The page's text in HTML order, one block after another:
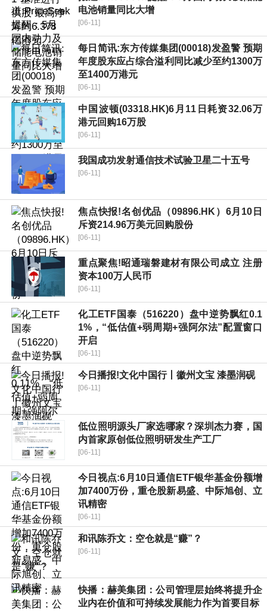
电池销量同比大增
[06-11]
每日简讯:东方传媒集团(00018)发盈警 预期
年度股东应占综合溢利同比减少至约1300万
至1400万港元
[06-11]
中国波顿(03318.HK)6月11日耗资32.06万
港元回购16万股
[06-11]
我国成功发射通信技术试验卫星二十五号
[06-11]
焦点快报!名创优品（09896.HK）6月10日
斥资214.96万美元回购股份
[06-11]
重点聚焦!昭通瑞磐建材有限公司成立 注册
资本100万人民币
[06-11]
化工ETF国泰（516220）盘中逆势飘红0.1
1%，“低估值+弱周期+强阿尔法”配置窗口
开启
[06-11]
今日播报!文化中国行丨徽州文宝 漆墨润砚
[06-11]
低位照明源头厂家选哪家？深圳杰力赛，国
内首家原创低位照明研发生产工厂
[06-11]
今日视点:6月10日通信ETF银华基金份额增
加7400万份，重仓股新易盛、中际旭创、立
讯精密
[06-11]
和讯陈乔文：空仓就是“赚”？
[06-11]
快播：赫美集团：公司管理层始终将提升企
业内在价值和可持续发展能力作为首要目标